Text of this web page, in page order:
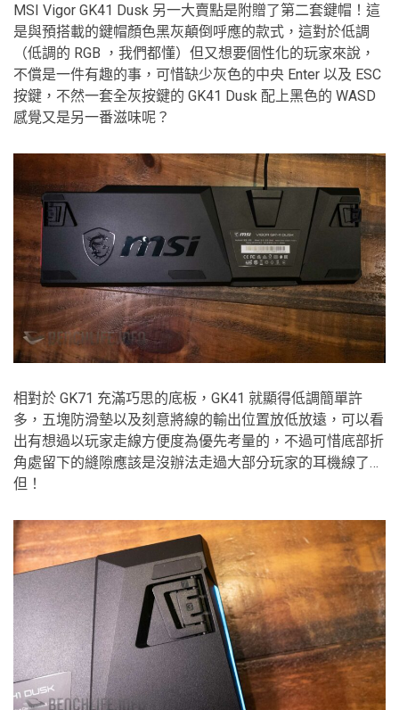
MSI Vigor GK41 Dusk 另一大賣點是附贈了第二套鍵帽！這
是與預搭載的鍵帽顏色黑灰顛倒呼應的款式，這對於低調
（低調的 RGB ，我們都懂）但又想要個性化的玩家來說，
不償是一件有趣的事，可惜缺少灰色的中央 Enter 以及 ESC
按鍵，不然一套全灰按鍵的 GK41 Dusk 配上黑色的 WASD
感覺又是另一番滋味呢？
相對於 GK71 充滿巧思的底板，GK41 就顯得低調簡單許
多，五塊防滑墊以及刻意將線的輸出位置放低放遠，可以看
出有想過以玩家走線方便度為優先考量的，不過可惜底部折
角處留下的縫隙應該是沒辦法走過大部分玩家的耳機線了…
但！